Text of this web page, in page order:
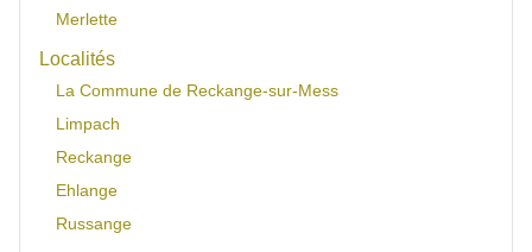
Merlette
Localités
La Commune de Reckange-sur-Mess
Limpach
Reckange
Ehlange
Russange